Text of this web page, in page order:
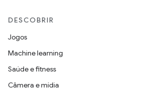
DESCOBRIR
Jogos
Machine learning
Saúde e fitness
Câmera e mídia